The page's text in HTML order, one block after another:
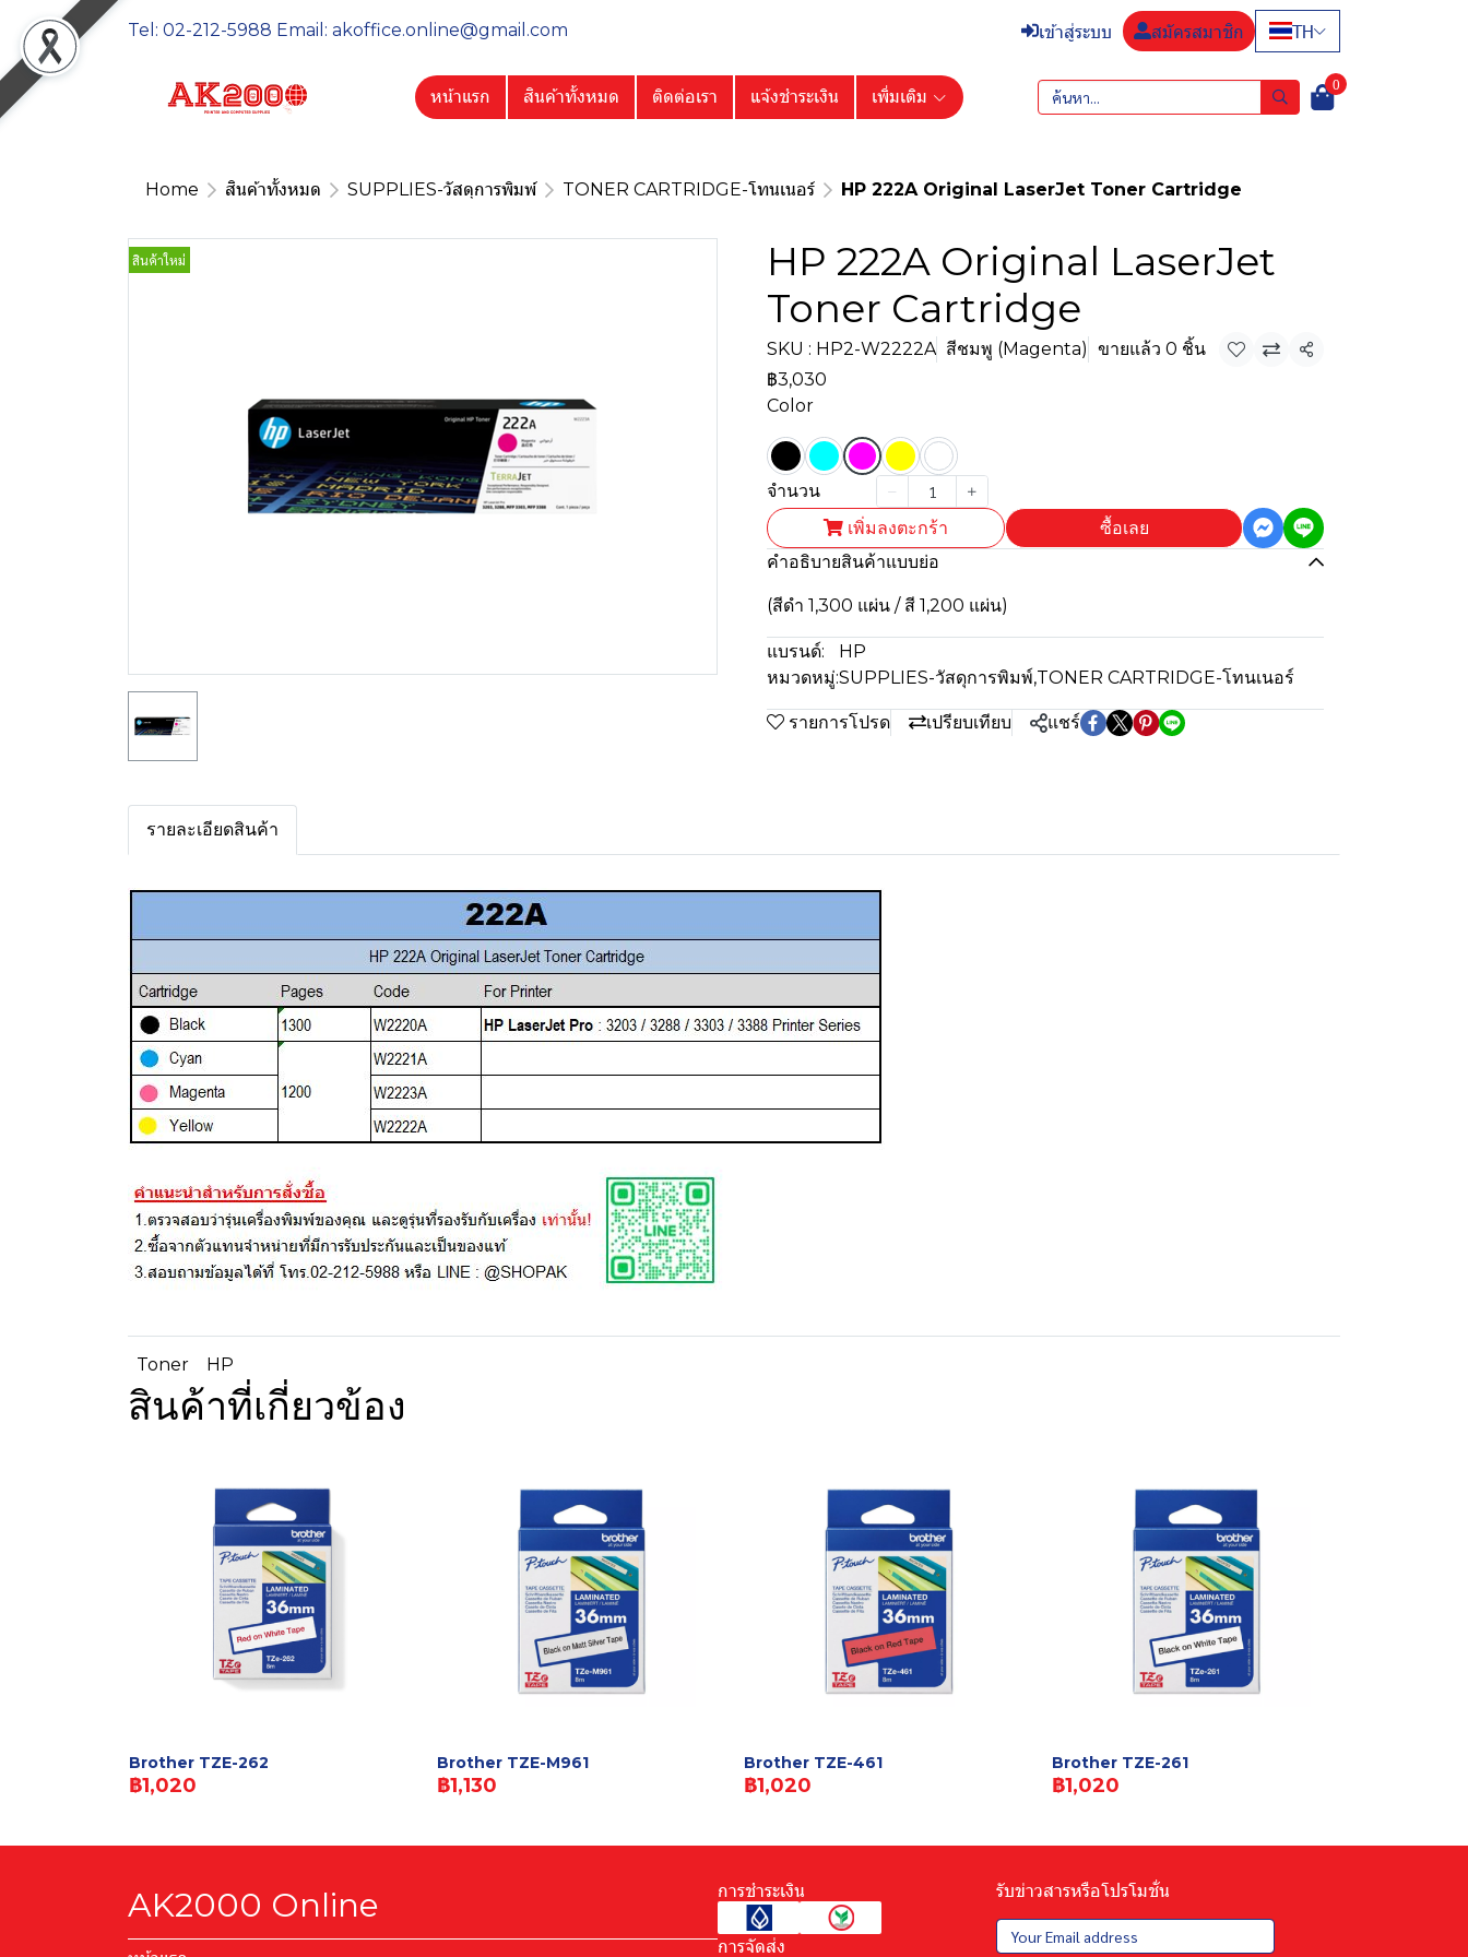
Tel: 02-212-5988 Email: akoffice.online@gmail.com เข้าสู่ระบบ สมัครสมาชิก TH
หน้าแรก สินค้าทั้งหมด ติดต่อเรา แจ้งชำระเงิน เพิ่มเติม
0
Home สินค้าทั้งหมด SUPPLIES-วัสดุการพิมพ์ TONER CARTRIDGE-โทนเนอร์ HP 222A Original LaserJet Toner Cartridge
สินค้าใหม่
HP 222A Original LaserJet
Toner Cartridge
SKU : HP2-W2222A สีชมพู (Magenta) ขายแล้ว 0 ชิ้น
แชร์
฿3,030
Color
จำนวน
เพิ่มลงตะกร้า
ซื้อเลย
คำอธิบายสินค้าแบบย่อ
(สีดำ 1,300 แผ่น / สี 1,200 แผ่น)
แบรนด์:
HP
หมวดหมู่:SUPPLIES-วัสดุการพิมพ์,TONER CARTRIDGE-โทนเนอร์
รายการโปรด เปรียบเทียบ แชร์
รายละเอียดสินค้า
Toner HP
สินค้าที่เกี่ยวข้อง
Brother TZE-262
฿1,020
Brother TZE-M961
฿1,130
Brother TZE-461
฿1,020
Brother TZE-261
฿1,020
AK2000 Online การชำระเงิน
การจัดส่ง
รับข่าวสารหรือโปรโมชั่น